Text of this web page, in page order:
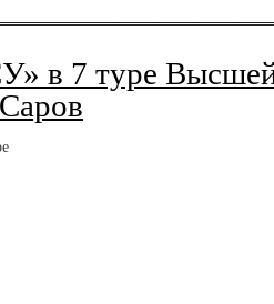
в 7 туре Высшей